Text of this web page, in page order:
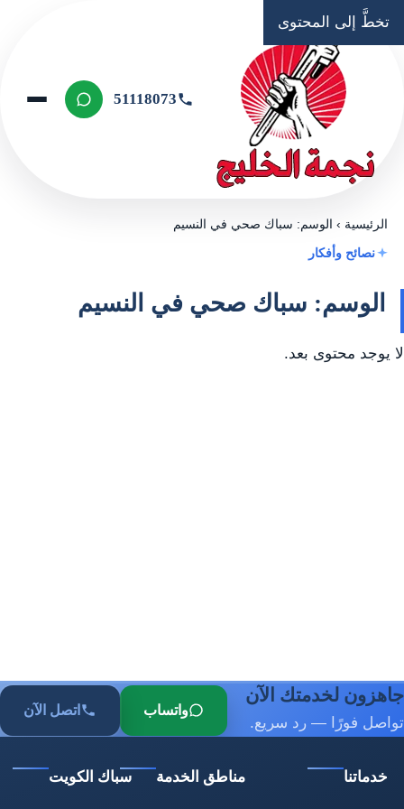
تخطَّ إلى المحتوى
51118073
الرئيسية ›الوسم: سباك صحي في النسيم
نصائح وأفكار
الوسم: سباك صحي في النسيم
لا يوجد محتوى بعد.
جاهزون لخدمتك الآن
تواصل فورًا — رد سريع.
واتساب اتصل الآن
خدماتنا مناطق الخدمة سباك الكويت